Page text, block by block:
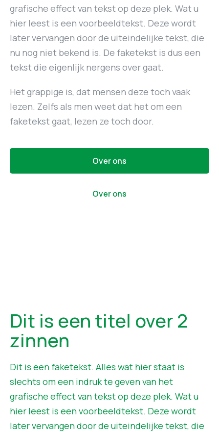
grafische effect van tekst op deze plek. Wat u
hier leest is een voorbeeldtekst. Deze wordt
later vervangen door de uiteindelijke tekst, die
nu nog niet bekend is. De faketekst is dus een
tekst die eigenlijk nergens over gaat.
Het grappige is, dat mensen deze toch vaak
lezen. Zelfs als men weet dat het om een
faketekst gaat, lezen ze toch door.
Over ons
Over ons
Dit is een titel over 2
zinnen
Dit is een faketekst. Alles wat hier staat is
slechts om een indruk te geven van het
grafische effect van tekst op deze plek. Wat u
hier leest is een voorbeeldtekst. Deze wordt
later vervangen door de uiteindelijke tekst, die